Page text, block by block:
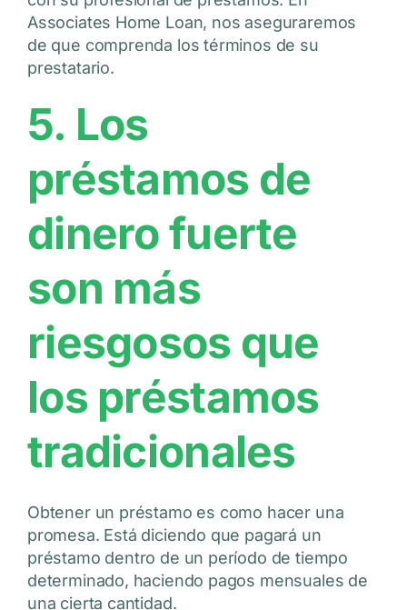
Associates Home Loan, nos aseguraremos
de que comprenda los términos de su
prestatario.
5. Los
préstamos de
dinero fuerte
son más
riesgosos que
los préstamos
tradicionales
Obtener un préstamo es como hacer una
promesa. Está diciendo que pagará un
préstamo dentro de un período de tiempo
determinado, haciendo pagos mensuales de
una cierta cantidad.